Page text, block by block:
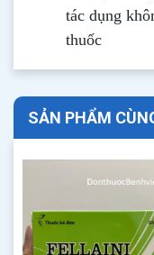
tác dụng
thuốc
SẢN PHẨM